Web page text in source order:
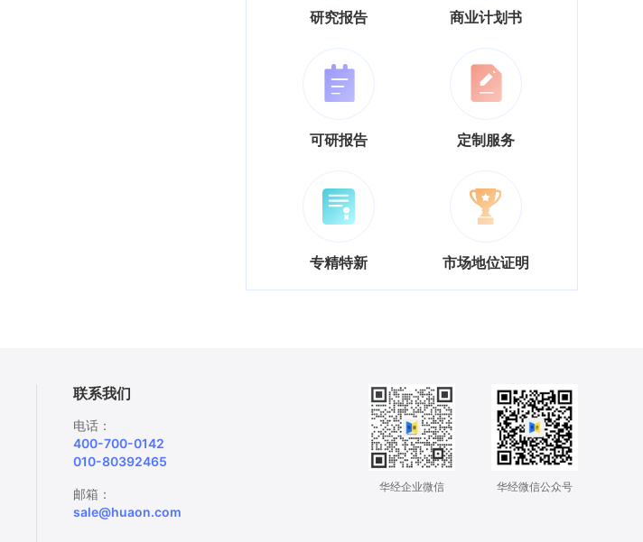
研究报告 商业计划书
可研报告 定制服务
专精特新 市场地位证明
联系我们
电话：
400-700-0142
010-80392465
邮箱：
sale@huaon.com
华经企业微信 华经微信公众号